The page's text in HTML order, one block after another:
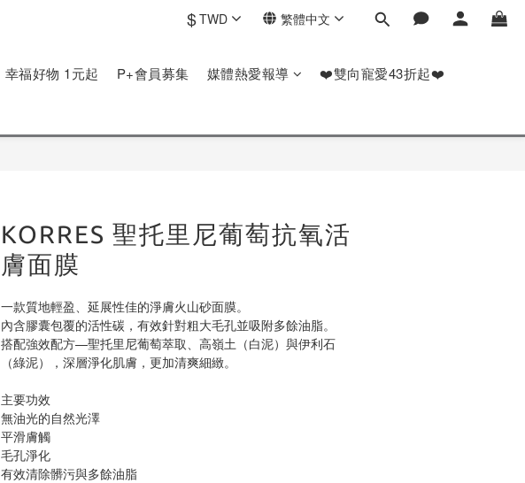
$TWD 繁體中文
幸福好物 1元起 P+會員募集 媒體熱愛報導
❤️雙向寵愛43折起❤️
KORRES 聖托里尼葡萄抗氧活
膚面膜
一款質地輕盈、延展性佳的淨膚火山砂面膜。
內含膠囊包覆的活性碳，有效針對粗大毛孔並吸附多餘油脂。
搭配強效配方—聖托里尼葡萄萃取、高嶺土（白泥）與伊利石
（綠泥），深層淨化肌膚，更加清爽細緻。
主要功效
無油光的自然光澤
平滑膚觸
毛孔淨化
有效清除髒污與多餘油脂